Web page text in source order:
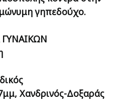
γηπεδούχο.
Χανδρινός-Δοξαράς